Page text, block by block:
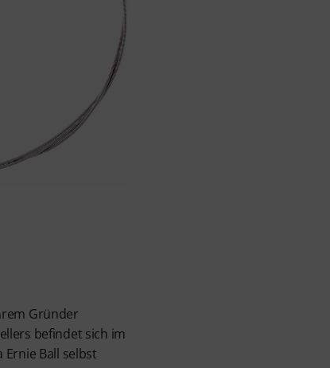
Gründer
befindet sich im
Ernie Ball selbst